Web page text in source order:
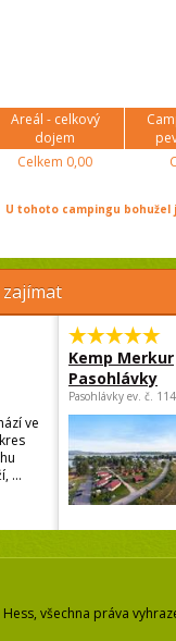
Areál - celkový
dojem
Celkem 0,00
U tohoto campingu
ve
...
Kemp Merkur
Pasohlávky
Pasohlávky ev. č.
všechna práva